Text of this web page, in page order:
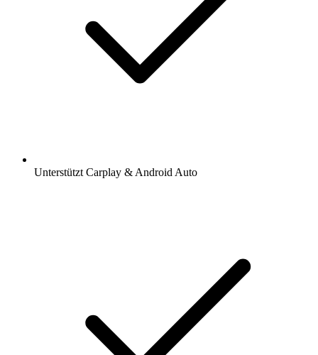
Unterstützt Carplay & Android Auto